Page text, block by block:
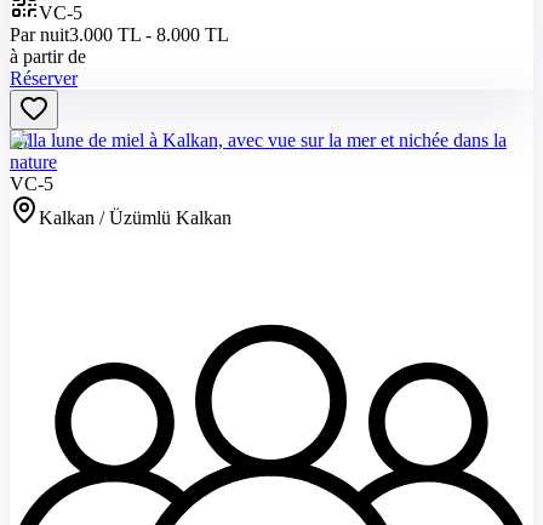
VC-5
Par nuit3.000 TL - 8.000 TL
à partir de
Réserver
Villa lune de miel à Kalkan, avec vue sur la mer et nichée dans la
nature
VC-5
Kalkan / Üzümlü Kalkan